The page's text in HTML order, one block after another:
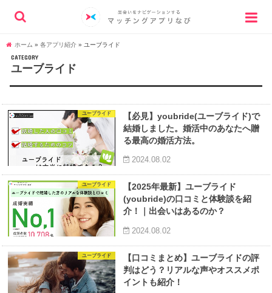
ホーム » 各アプリ紹介 » ユーブライド
CATEGORY
ユーブライド
ユーブライド
【必見】youbride(ユーブライド)で
結婚しました。婚活中のあなたへ贈
る最高の婚活方法。
2024.08.02
ユーブライド
【2025年最新】ユーブライド
(youbride)の口コミと体験談を紹
介！｜出会いはあるのか？
2024.08.02
ユーブライド
【口コミまとめ】ユーブライドの評
判はどう？リアルな声やオススメポ
イントも紹介！